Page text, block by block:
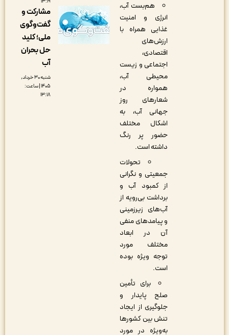
هم‌بست آب،
انرژی و امنیت
غذایی همراه با
ارزش‌های
اقتصادی،
اجتماعی و زیست
محیطی آب،
همواره در
شعارهای روز
جهانی آب، به
اشکال مختلف
حضور پر رنگ
داشته است‌.
تحولات
جمعیتی و نگرانی
از کمبود آب و
برداشت بی‌رویه از
آب‌های زیرزمینی
و پیامدهای منفی
آن در ابعاد
مختلف مورد
توجه ویژه بوده
برای تأمین
صلح پایدار و
جلوگیری از ایجاد
تنش بین کشورها
به‌ویژه در مورد
مشارکت و
گفت‌وگوی
ملی؛ کلید
حل بحران
شنبه ۳۰ خرداد,
۱۴۰۵ | ساعت: